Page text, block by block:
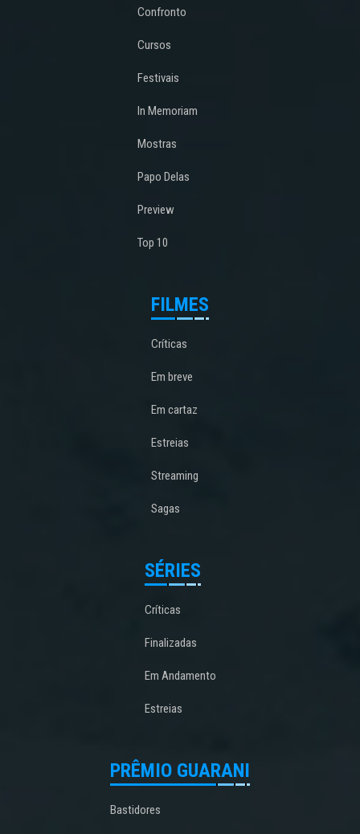
Confronto
Cursos
Festivais
In Memoriam
Mostras
Papo Delas
Preview
Top 10
FILMES
Críticas
Em breve
Em cartaz
Estreias
Streaming
Sagas
SÉRIES
Críticas
Finalizadas
Em Andamento
Estreias
PRÊMIO GUARANI
Bastidores